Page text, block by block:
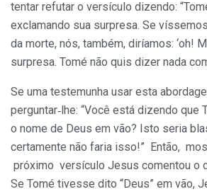
tentar refutar o versículo dizendo:
exclamando sua surpresa. Se
da morte, nós, também, diríamos: ‘oh!
surpresa. Tomé não quis dizer nada
Se uma testemunha usar esta
per­guntar‑lhe: “Você está dizendo que
o nome de Deus em vão? Isto seria
certamente não faria isso!” Então,
próximo versículo Jesus comentou o
Se Tomé tivesse dito “Deus” em vão,